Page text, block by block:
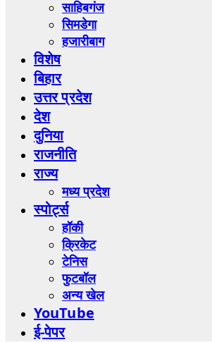
साहिबगंज
सिमडेगा
हजारीबाग
विशेष
बिहार
उत्तर प्रदेश
देश
दुनिया
राजनीति
राज्य
मध्य प्रदेश
स्पोर्ट्स
हॉकी
क्रिकेट
टेनिस
फुटबॉल
अन्य खेल
YouTube
ई-पेपर